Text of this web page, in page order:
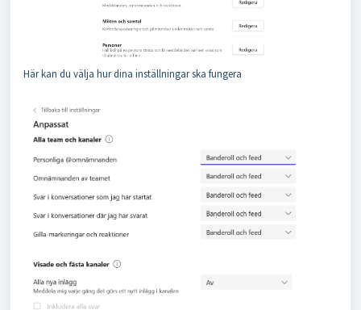
Här kan du välja hur dina inställningar ska fungera